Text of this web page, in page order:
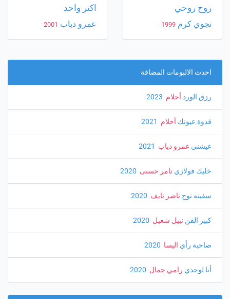
روح روحي
نجوي كرم 1999
اكتر واحد
عمرو دياب 2001
احدث الالبومات المضافة
رزق الورد أحلام
فدوة عيونك أحلام
عيشني عمرو دياب
خليك فولازي تامر حسنى
سفينه نوح ناصر نايف
كبير الفن نبيل شعيل
صاحبة رأي اليسا
أنا لوحدي رامي جمال